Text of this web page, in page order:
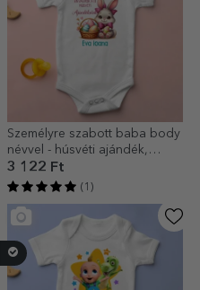
Személyre szabott baba body
névvel - húsvéti ajándék,
kislány
3 122 Ft
(1)